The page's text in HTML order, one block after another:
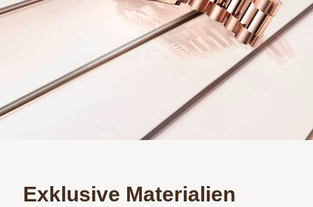
Exklusive Materialien